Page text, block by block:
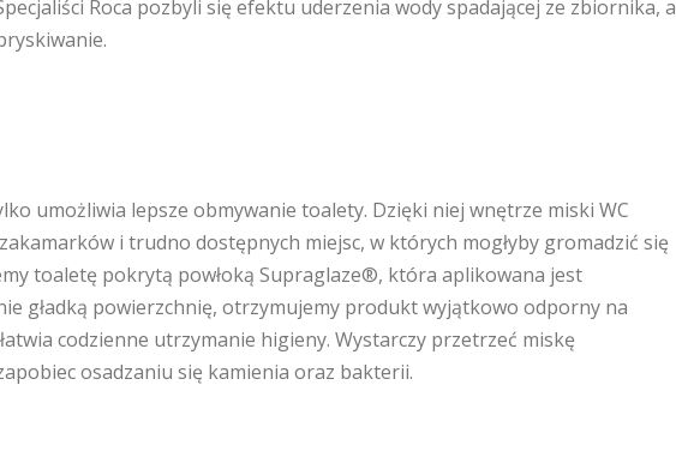
Roca pozbyli się efektu uderzenia wody spadającej ze zbiornika, a
umożliwia lepsze obmywanie toalety. Dzięki niej wnętrze miski WC
i trudno dostępnych miejsc, w których mogłyby gromadzić się
toaletę pokrytą powłoką Supraglaze®, która aplikowana jest
gładką powierzchnię, otrzymujemy produkt wyjątkowo odporny na
codzienne utrzymanie higieny. Wystarczy przetrzeć miskę
osadzaniu się kamienia oraz bakterii.